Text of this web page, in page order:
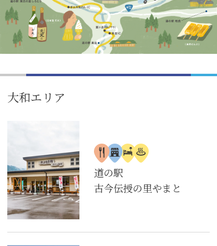
大和エリア
道の駅
古今伝授の里やまと